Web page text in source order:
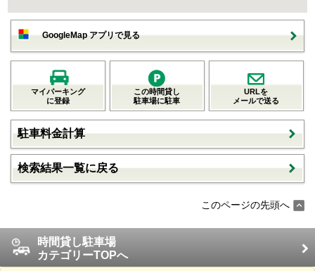
GoogleMap アプリで見る
マイパーキング
に登録
この時間貸し
駐車場に駐車
URLを
メールで送る
駐車料金計算
検索結果一覧に戻る
このページの先頭へ
時間貸し駐車場
カテゴリーTOPへ